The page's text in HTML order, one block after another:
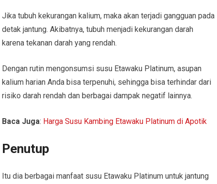
Jika tubuh kekurangan kalium, maka akan terjadi gangguan pada
detak jantung. Akibatnya, tubuh menjadi kekurangan darah
karena tekanan darah yang rendah.
Dengan rutin mengonsumsi susu Etawaku Platinum, asupan
kalium harian Anda bisa terpenuhi, sehingga bisa terhindar dari
risiko darah rendah dan berbagai dampak negatif lainnya.
Baca Juga: Harga Susu Kambing Etawaku Platinum di Apotik
Penutup
Itu dia berbagai manfaat susu Etawaku Platinum untuk jantung